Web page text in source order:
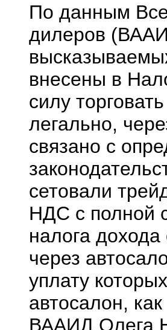
По данным
дилеров
внесены в
силу
легально,
связано с
сетовали
НДС с полной
налога
через
уплату
автосалон,
ВААИД Олега